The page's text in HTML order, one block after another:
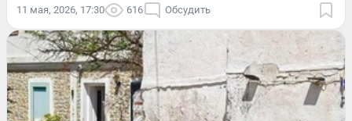
11 мая, 2026, 17:30 616 Обсудить